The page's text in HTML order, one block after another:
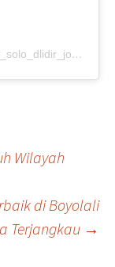
A post shared by Dlidir Joglo (@tengkleng_solo_dlidir_joglo)
Wilayah
di Boyolali
Terjangkau →